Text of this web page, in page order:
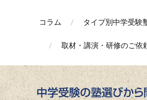
コラム タイプ別中学受験
取材・講演・研修のご依